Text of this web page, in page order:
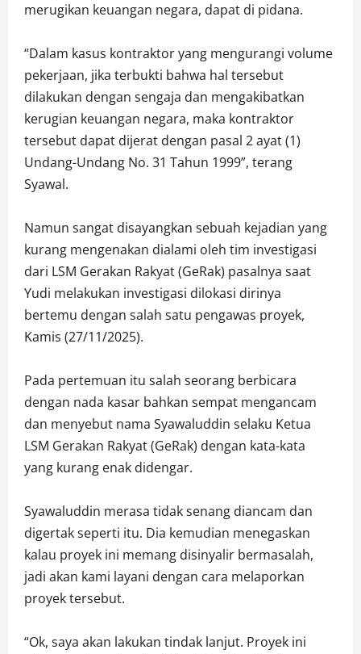
merugikan keuangan negara, dapat di pidana.
“Dalam kasus kontraktor yang mengurangi volume
pekerjaan, jika terbukti bahwa hal tersebut
dilakukan dengan sengaja dan mengakibatkan
kerugian keuangan negara, maka kontraktor
tersebut dapat dijerat dengan pasal 2 ayat (1)
Undang-Undang No. 31 Tahun 1999”, terang
Syawal.
Namun sangat disayangkan sebuah kejadian yang
kurang mengenakan dialami oleh tim investigasi
dari LSM Gerakan Rakyat (GeRak) pasalnya saat
Yudi melakukan investigasi dilokasi dirinya
bertemu dengan salah satu pengawas proyek,
Kamis (27/11/2025).
Pada pertemuan itu salah seorang berbicara
dengan nada kasar bahkan sempat mengancam
dan menyebut nama Syawaluddin selaku Ketua
LSM Gerakan Rakyat (GeRak) dengan kata-kata
yang kurang enak didengar.
Syawaluddin merasa tidak senang diancam dan
digertak seperti itu. Dia kemudian menegaskan
kalau proyek ini memang disinyalir bermasalah,
jadi akan kami layani dengan cara melaporkan
proyek tersebut.
“Ok, saya akan lakukan tindak lanjut. Proyek ini